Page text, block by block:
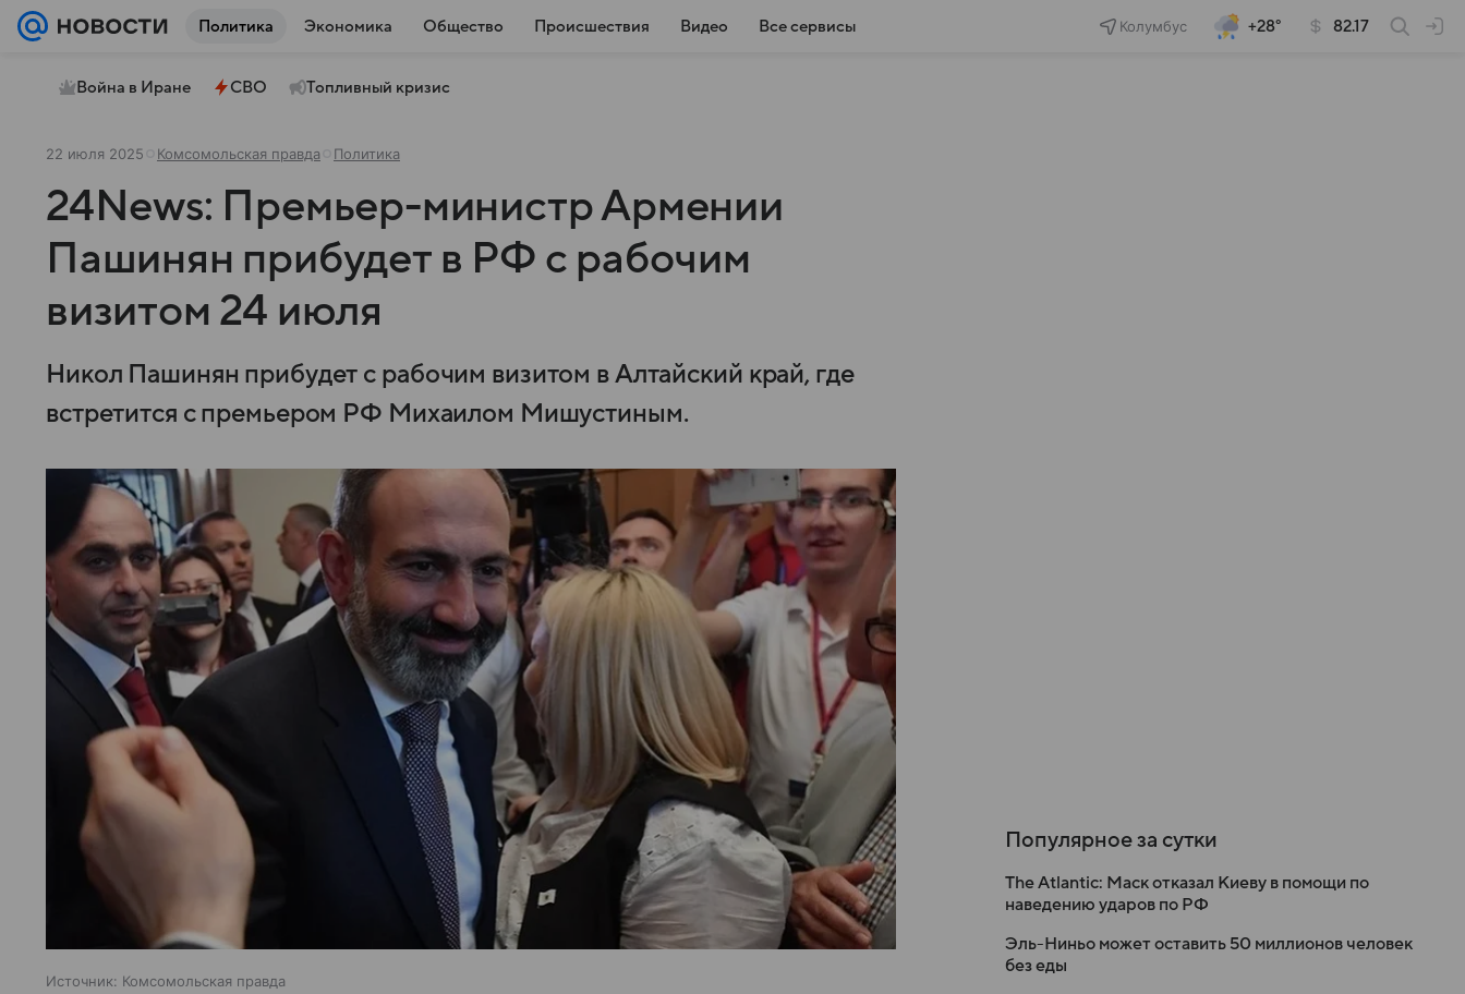
Политика Экономика Общество Происшествия Видео Все сервисы Колумбус +28° 82.17
Война в Иране СВО Топливный кризис
22 июля 2025 Комсомольская правда Политика
24News: Премьер-министр Армении
Пашинян прибудет в РФ с рабочим
визитом 24 июля
Никол Пашинян прибудет с рабочим визитом в Алтайский край, где
встретится с премьером РФ Михаилом Мишустиным.
Источник: Комсомольская правда
Популярное за сутки
The Atlantic: Маск отказал Киеву в помощи по
наведению ударов по РФ
Эль-Ниньо может оставить 50 миллионов человек
без еды